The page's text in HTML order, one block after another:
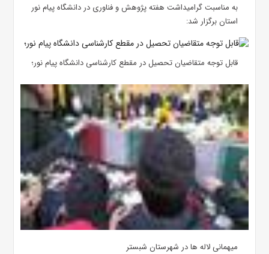
به مناسبت گرامیداشت هفته پژوهش و فناوری در دانشگاه پیام نور
استان برگزار شد:
قابل توجه متقاضیان تحصیل در مقطع کارشناسی دانشگاه پیام نور؛
میهمانی لاله ها در شهرستان شبستر